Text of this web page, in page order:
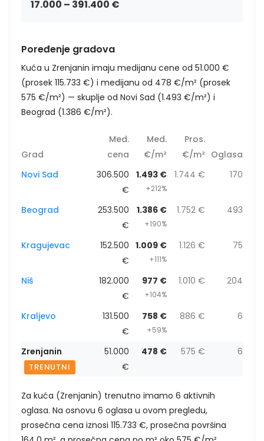
17.000 – 391.400 €
Poređenje gradova
Kuća u Zrenjanin imaju medijanu cene od 51.000 €
(prosek 115.733 €) i medijanu od 478 €/m² (prosek
575 €/m²) — skuplje od Novi Sad (1.493 €/m²) i
Beograd (1.386 €/m²).
Grad
Med.
cena
Med.
€/m²
Pros.
€/m² Oglasa
Novi Sad
306.500
€
1.493 €
+212%
1.744 € 170
Beograd
253.500
€
1.386 €
+190%
1.752 € 493
Kragujevac
152.500
€
1.009 €
+111%
1.126 € 75
Niš
182.000
€
977 €
+104%
1.010 € 204
Kraljevo
131.500
€
758 €
+59%
886 € 6
Zrenjanin
TRENUTNI
51.000
€
478 € 575 € 6
Za kuća (Zrenjanin) trenutno imamo 6 aktivnih
oglasa. Na osnovu 6 oglasa u ovom pregledu,
prosečna cena iznosi 115.733 €, prosečna površina